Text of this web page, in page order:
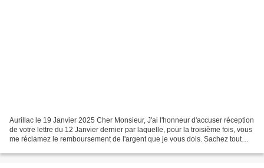
Aurillac le 19 Janvier 2025 Cher Monsieur, J'ai l'honneur d'accuser réception
de votre lettre du 12 Janvier dernier par laquelle, pour la troisième fois, vous
me réclamez le remboursement de l'argent que je vous dois. Sachez tout